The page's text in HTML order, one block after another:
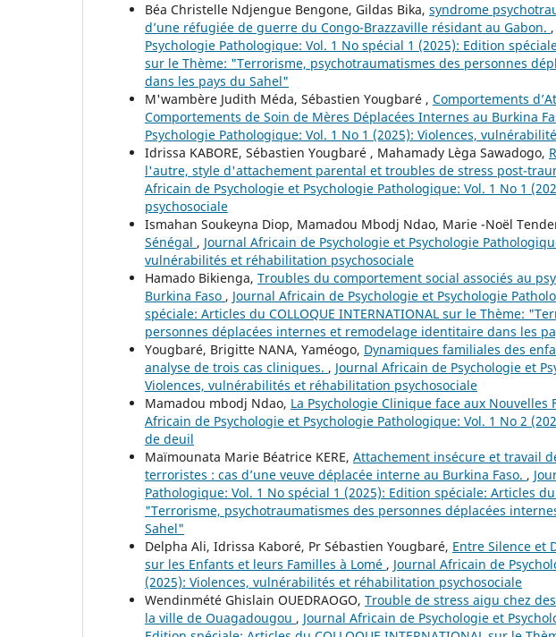
Béa Christelle Ndjengue Bengone, Gildas Bika, syndrome
d’une réfugiée de guerre du Congo-Brazzaville résidant au Gabon. ,
Psychologie Pathologique: Vol. 1 No spécial 1 (2025): Edition
sur le Thème: "Terrorisme, psychotraumatismes des personnes
dans les pays du Sahel"
M'wambère Judith Méda, Sébastien Yougbaré , Comportements
Comportements de Soin de Mères Déplacées Internes au Burkina
Psychologie Pathologique: Vol. 1 No 1 (2025): Violences,
Idrissa KABORE, Sébastien Yougbaré , Mahamady Lèga Sawadogo,
l'autre, style d'attachement parental et troubles de stress post-
Africain de Psychologie et Psychologie Pathologique: Vol. 1 No 1
psychosociale
Ismahan Soukeyna Diop, Mamadou Mbodj Ndao, Marie -Noël
Sénégal , Journal Africain de Psychologie et Psychologie
vulnérabilités et réhabilitation psychosociale
Hamado Bikienga, Troubles du comportement social associés au
Burkina Faso , Journal Africain de Psychologie et Psychologie
spéciale: Articles du COLLOQUE INTERNATIONAL sur le Thème:
personnes déplacées internes et remodelage identitaire dans les
Yougbaré, Brigitte NANA, Yaméogo, Dynamiques familiales des
analyse de trois cas cliniques. , Journal Africain de Psychologie et
Violences, vulnérabilités et réhabilitation psychosociale
Mamadou mbodj Ndao, La Psychologie Clinique face aux
Africain de Psychologie et Psychologie Pathologique: Vol. 1 No 2
de deuil
Maïmounata Marie Béatrice KERE, Attachement insécure et travail
terroristes : cas d’une veuve déplacée interne au Burkina Faso. ,
Pathologique: Vol. 1 No spécial 1 (2025): Edition spéciale: Articles du
"Terrorisme, psychotraumatismes des personnes déplacées
Sahel"
Delpha Ali, Idrissa Kaboré, Pr Sébastien Yougbaré, Entre Silence et
sur les Enfants et leurs Familles à Lomé , Journal Africain de
(2025): Violences, vulnérabilités et réhabilitation psychosociale
Wendinmété Ghislain OUEDRAOGO, Trouble de stress aigu chez
la ville de Ouagadougou , Journal Africain de Psychologie et